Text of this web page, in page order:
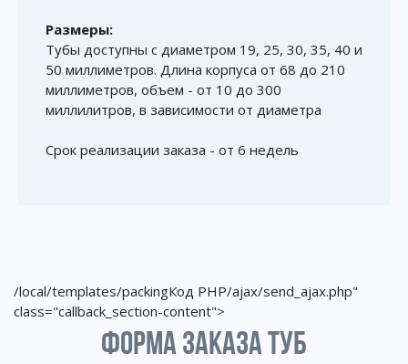
Размеры:
Тубы доступны с диаметром 19, 25, 30, 35, 40 и
50 миллиметров. Длина корпуса от 68 до 210
миллиметров, объем - от 10 до 300
миллилитров, в зависимости от диаметра
Срок реализации заказа - от 6 недель
/local/templates/packingКод PHP/ajax/send_ajax.php"
class="callback_section-content">
ФОРМА ЗАКАЗА ТУБ